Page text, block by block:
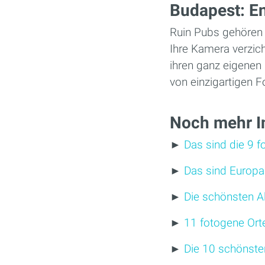
Budapest:
Ruin Pubs
Ihre Kamera
ihren ganz
von einzigartigen
Noch mehr
► Das sind die 9
► Das sind
► Die schönsten
► 11 fotogene
► Die 10